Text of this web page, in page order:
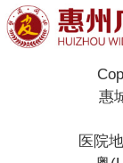
惠
医院